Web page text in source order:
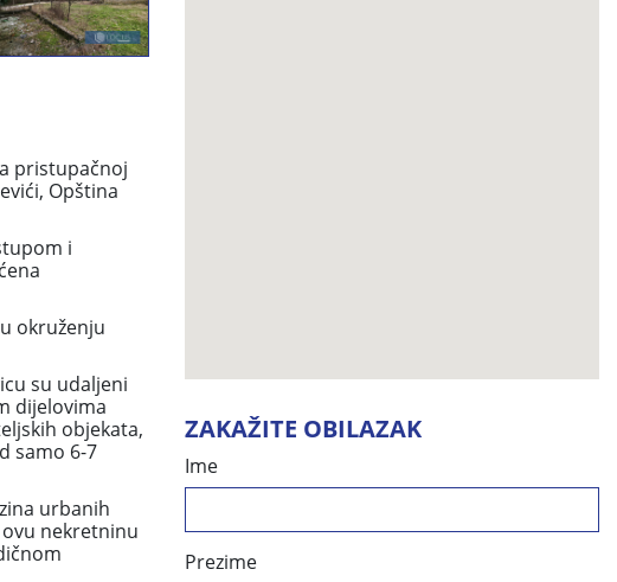
pristupačnoj
Opština
i
okruženju
su udaljeni
dijelovima
objekata,
samo 6-7
urbanih
nekretninu
ZAKAŽITE OBILAZAK
Ime
Prezime